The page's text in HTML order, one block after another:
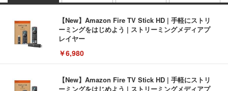
【New】Amazon Fire TV Stick HD | 手軽にストリ
ーミングをはじめよう | ストリーミングメディアプ
レイヤー
￥6,980
【New】Amazon Fire TV Stick HD | 手軽にストリ
ーミングをはじめよう | ストリーミングメディアプ